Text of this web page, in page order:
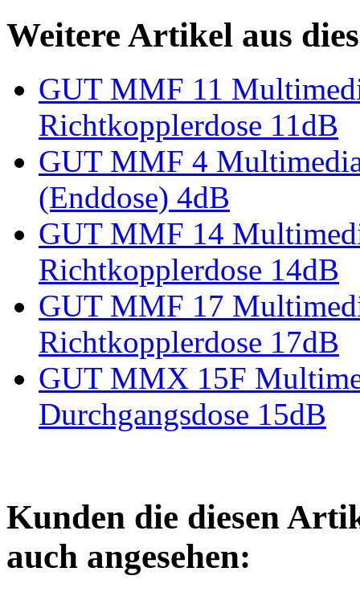
Weitere Artikel aus
GUT MMF 11
Richtkopplerdose 11dB
GUT MMF 4
(Enddose) 4dB
GUT MMF 14
Richtkopplerdose 14dB
GUT MMF 17
Richtkopplerdose 17dB
GUT MMX 15F
Durchgangsdose 15dB
Kunden die diesen
auch angesehen: